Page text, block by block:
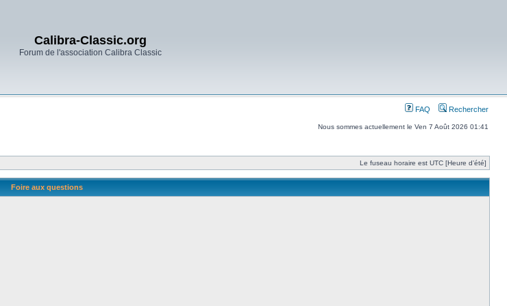
Calibra-Classic.org
Forum de l'association Calibra Classic
FAQ Rechercher
Nous sommes actuellement le Ven 7 Août 2026 01:41
Le fuseau horaire est UTC [Heure d’été]
Foire aux questions